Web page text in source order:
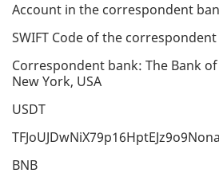
Account in the correspondent
SWIFT Code of the correspondent
Correspondent bank: The Bank
New York, USA
USDT
BNB